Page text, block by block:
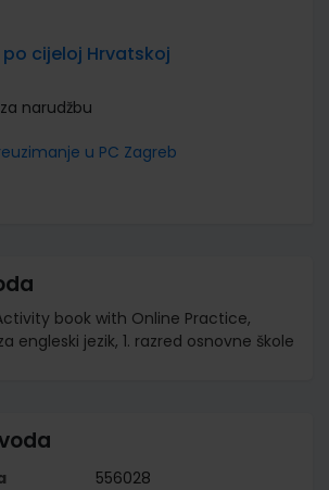
cijeloj Hrvatskoj
narudžbu
u PC Zagreb
Activity book with Online Practice,
engleski jezik, 1. razred osnovne škole
556028